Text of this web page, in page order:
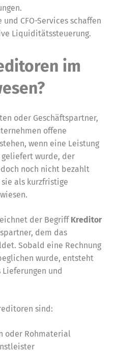
CFO-Services schaffen
Liquiditätssteuerung.
im
oder Geschäftspartner,
offene
wenn eine Leistung
geliefert wurde, der
noch nicht bezahlt
als kurzfristige
der Begriff Kreditor
dem das
Sobald eine Rechnung
wurde, entsteht
und
sind:
oder Rohmaterial